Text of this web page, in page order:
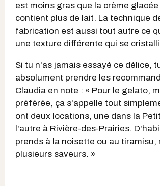
est moins gras que la crème
contient plus de lait. La technique
fabrication est aussi tout autre ce
une texture différente qui se
Si tu n'as jamais essayé ce délice,
absolument prendre les
Claudia en note : « Pour le gelato,
préférée, ça s'appelle tout
ont deux locations, une dans la
l'autre à Rivière-des-Prairies.
prends à la noisette ou au tiramisu,
plusieurs saveurs. »